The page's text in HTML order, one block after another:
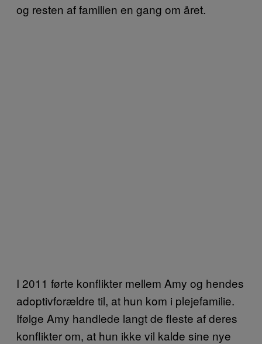
og resten af familien en gang om året.
I 2011 førte konflikter mellem Amy og hendes
adoptivforældre til, at hun kom i plejefamilie.
Ifølge Amy handlede langt de fleste af deres
konflikter om, at hun ikke vil kalde sine nye